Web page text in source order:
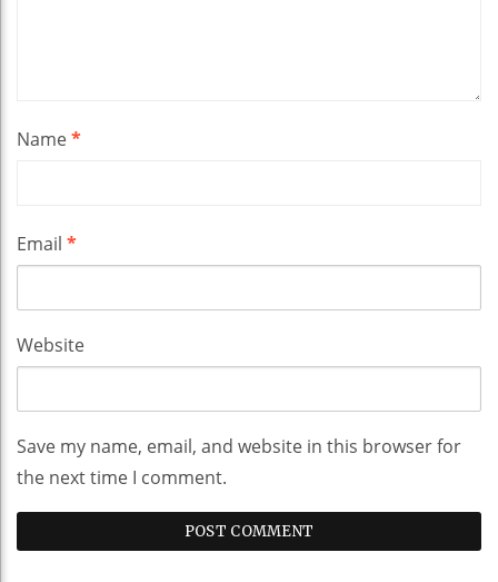
Name*
Email *
Website
Save my name, email, and website in this browser for
the next time I comment.